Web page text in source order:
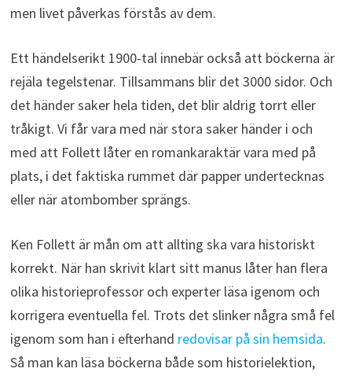
men livet påverkas förstås av dem.
Ett händelserikt 1900-tal innebär också att böckerna är
rejäla tegelstenar. Tillsammans blir det 3000 sidor. Och
det händer saker hela tiden, det blir aldrig torrt eller
tråkigt. Vi får vara med när stora saker händer i och
med att Follett låter en romankaraktär vara med på
plats, i det faktiska rummet där papper undertecknas
eller när atombomber sprängs.
Ken Follett är mån om att allting ska vara historiskt
korrekt. När han skrivit klart sitt manus låter han flera
olika historieprofessor och experter läsa igenom och
korrigera eventuella fel. Trots det slinker några små fel
igenom som han i efterhand redovisar på sin hemsida.
Så man kan läsa böckerna både som historielektion,